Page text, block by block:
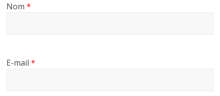
Nom*
E-mail*